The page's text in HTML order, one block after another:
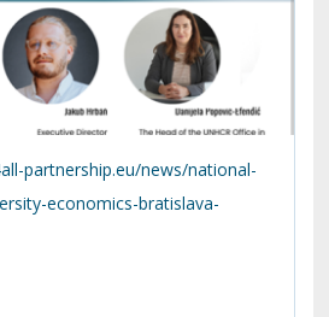
partnership.eu/news/national-
economics-bratislava-